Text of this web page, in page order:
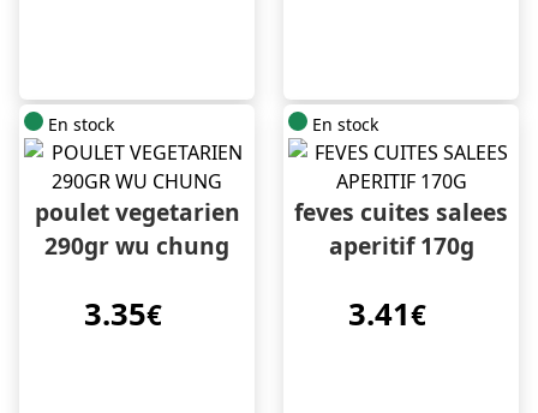
En stock
poulet vegetarien
290gr wu chung
3.35€
En stock
feves cuites salees
aperitif 170g
3.41€